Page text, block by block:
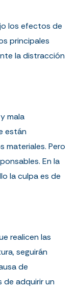
los efectos de
principales
la distracción
mala
están
materiales. Pero
En la
la culpa es de
realicen las
seguirán
de
de adquirir un